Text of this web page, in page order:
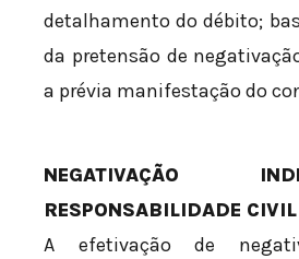
detalhamento do débito;
da pretensão de
a prévia manifestação do
NEGATIVAÇÃO
RESPONSABILIDADE CIVIL
A efetivação de